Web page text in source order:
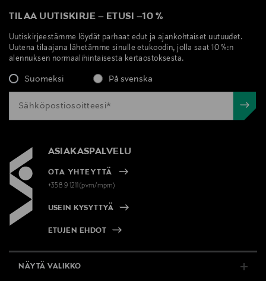
TILAA UUTISKIRJE – ETUSI –10 %
Uutiskirjeestämme löydät parhaat edut ja ajankohtaiset uutuudet.
Uutena tilaajana lähetämme sinulle etukoodin, jolla saat 10 %:n
alennuksen normaalihintaisesta kertaostoksesta.
Suomeksi På svenska
ASIAKASPALVELU
OTA YHTEYTTÄ
+358 9 1211(pvm/mpm)
USEIN KYSYTTYÄ
ETUJEN EHDOT
NÄYTÄ VALIKKO